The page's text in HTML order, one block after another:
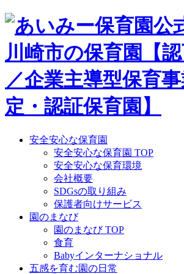
Skip
content
安全安心な保育園
安全安心な保育園 TOP
安全安心な保育環境
会社概要
SDGsの取り組み
保護者向けサービス
園のまなび
園のまなび TOP
食育
Babyインターナショナル
五感を育む園の日常